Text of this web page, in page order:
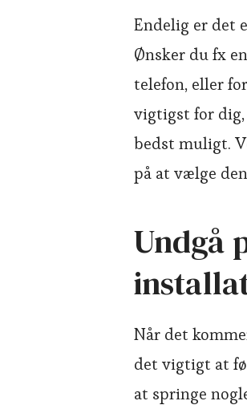
Endelig er det
Ønsker du fx
telefon, eller
vigtigst for
bedst muligt.
på at vælge
Undgå
Når det
det vigtigt at
at springe